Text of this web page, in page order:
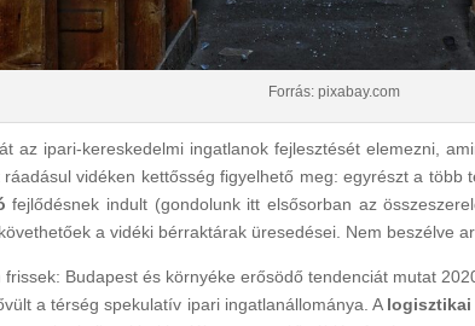
Forrás: pixabay.com
az ipari-kereskedelmi ingatlanok fejlesztését elemezni,
vidéken kettősség figyelhető meg: egyrészt a több
fejlődésnek indult (gondolunk itt elsősorban az
a vidéki bérraktárak üresedései. Nem beszélve
frissek: Budapest és környéke erősödő tendenciát mutat
a térség spekulatív ipari ingatlanállománya. A logisztikai